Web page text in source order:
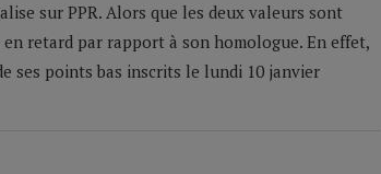
sur PPR. Alors que les deux valeurs sont
retard par rapport à son homologue. En effet,
ses points bas inscrits le lundi 10 janvier